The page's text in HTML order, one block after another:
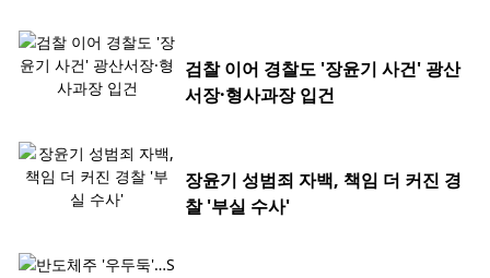
검찰 이어 경찰도 '장윤기 사건' 광산
서장·형사과장 입건
장윤기 성범죄 자백, 책임 더 커진 경
찰 '부실 수사'